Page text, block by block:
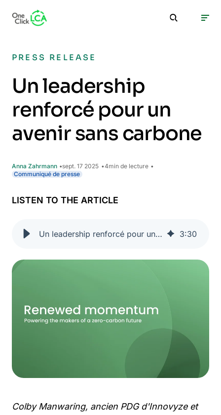
PRESS RELEASE
Un leadership
renforcé pour un
avenir sans carbone
Anna Zahrmann sept. 17 2025 4min de lecture
Communiqué de presse
LISTEN TO THE ARTICLE
Un leadership renforcé pour un avenir sans carbone 3:30
Colby Manwaring, ancien PDG d'Innovyze et